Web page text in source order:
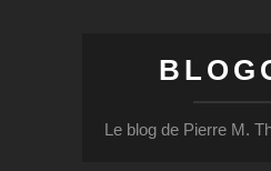
Le blog de Pierre M.